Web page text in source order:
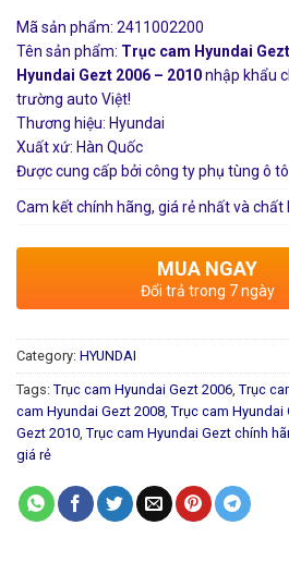
Mã sản phẩm: 2411002200
Tên sản phẩm: Trục cam Hyundai Gezt
Hyundai Gezt 2006 – 2010nhập khẩu
trường auto Việt!
Thương hiệu: Hyundai
Xuất xứ: Hàn Quốc
Được cung cấp bởi công ty phụ tùng ô tô
Cam kết chính hãng, giá rẻ nhất và
MUA NGAY
Đổi trả trong 7 ngày
Category: HYUNDAI
Tags: Trục cam Hyundai Gezt 2006 Trục
cam Hyundai Gezt 2008 Trục cam Hyundai
Gezt 2010 Trục cam Hyundai Gezt chính
giá rẻ